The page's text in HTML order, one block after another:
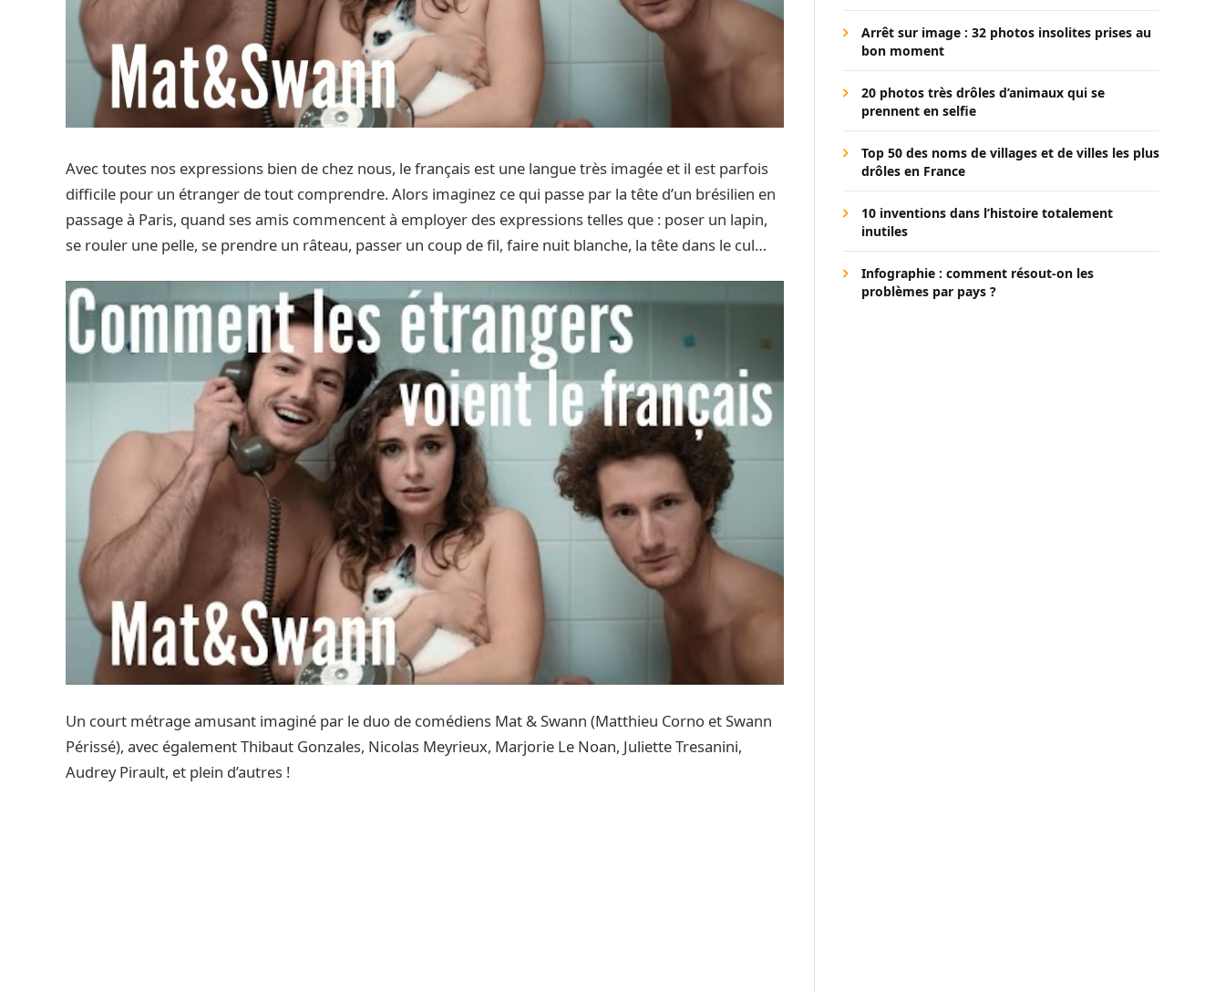
Avec toutes nos expressions bien de chez nous, le français est une langue très imagée et il est parfois
difficile pour un étranger de tout comprendre. Alors imaginez ce qui passe par la tête d’un brésilien en
passage à Paris, quand ses amis commencent à employer des expressions telles que : poser un lapin,
se rouler une pelle, se prendre un râteau, passer un coup de fil, faire nuit blanche, la tête dans le cul…
Un court métrage amusant imaginé par le duo de comédiens Mat & Swann (Matthieu Corno et Swann
Périssé), avec également Thibaut Gonzales, Nicolas Meyrieux, Marjorie Le Noan, Juliette Tresanini,
Audrey Pirault, et plein d’autres !
Arrêt sur image : 32 photos insolites prises au
bon moment
20 photos très drôles d’animaux qui se
prennent en selfie
Top 50 des noms de villages et de villes les plus
drôles en France
10 inventions dans l’histoire totalement
inutiles
Infographie : comment résout-on les
problèmes par pays ?